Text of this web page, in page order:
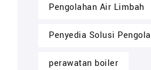
Pengolahan Air Limbah
Penyedia Solusi
perawatan boiler